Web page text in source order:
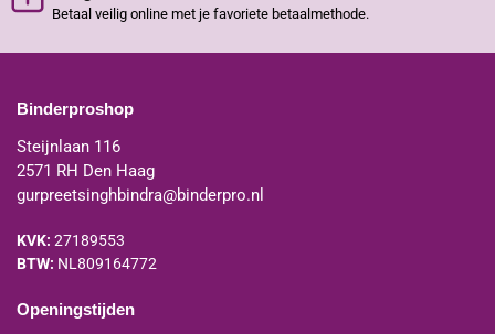
Betaal veilig online met je favoriete betaalmethode.
Binderproshop
Steijnlaan 116
2571 RH Den Haag
gurpreetsinghbindra@binderpro.nl
KVK: 27189553
BTW: NL809164772
Openingstijden